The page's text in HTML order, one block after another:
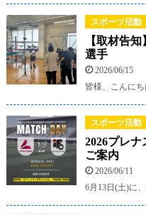
スポーツ活動
【取材告
選手
2026/06/15
皆様、こんにち
スポーツ活動
2026プレ
ご案内
2026/06/11
6月13日(土)に